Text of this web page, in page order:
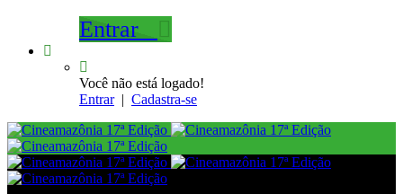
Entrar
Você não está logado!
Entrar| Cadastra-se